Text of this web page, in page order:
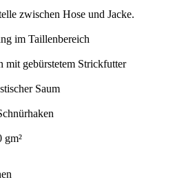
zwischen Hose und Jacke.
im Taillenbereich
mit gebürstetem Strickfutter
Saum
gm²